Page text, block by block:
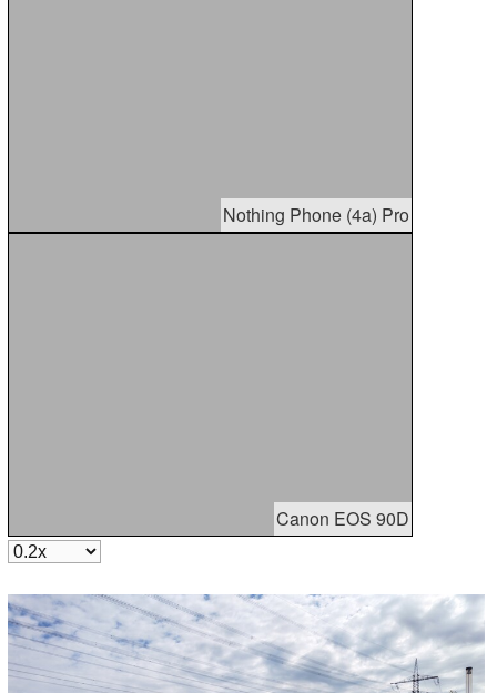
Nothing Phone (4a) Pro
Canon EOS 90D